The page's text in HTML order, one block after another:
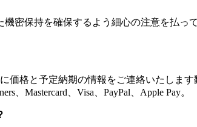
密保持を確保するよう細心の注意を払
価格と予定納期の情報をご連絡いたしま
Mastercard、Visa、PayPal、Apple Pay。